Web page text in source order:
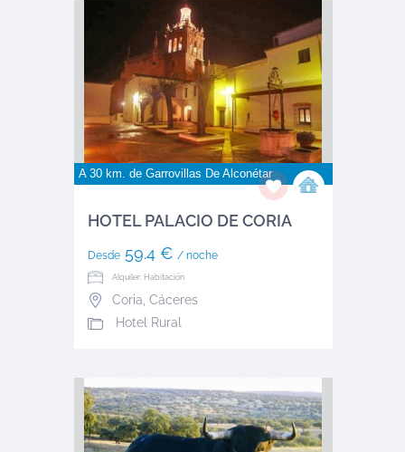
A 30 km. de Garrovillas De Alconétar
HOTEL PALACIO DE CORIA
Desde59.4 € / noche
Alquiler: Habitación
Coria Cáceres
Hotel Rural